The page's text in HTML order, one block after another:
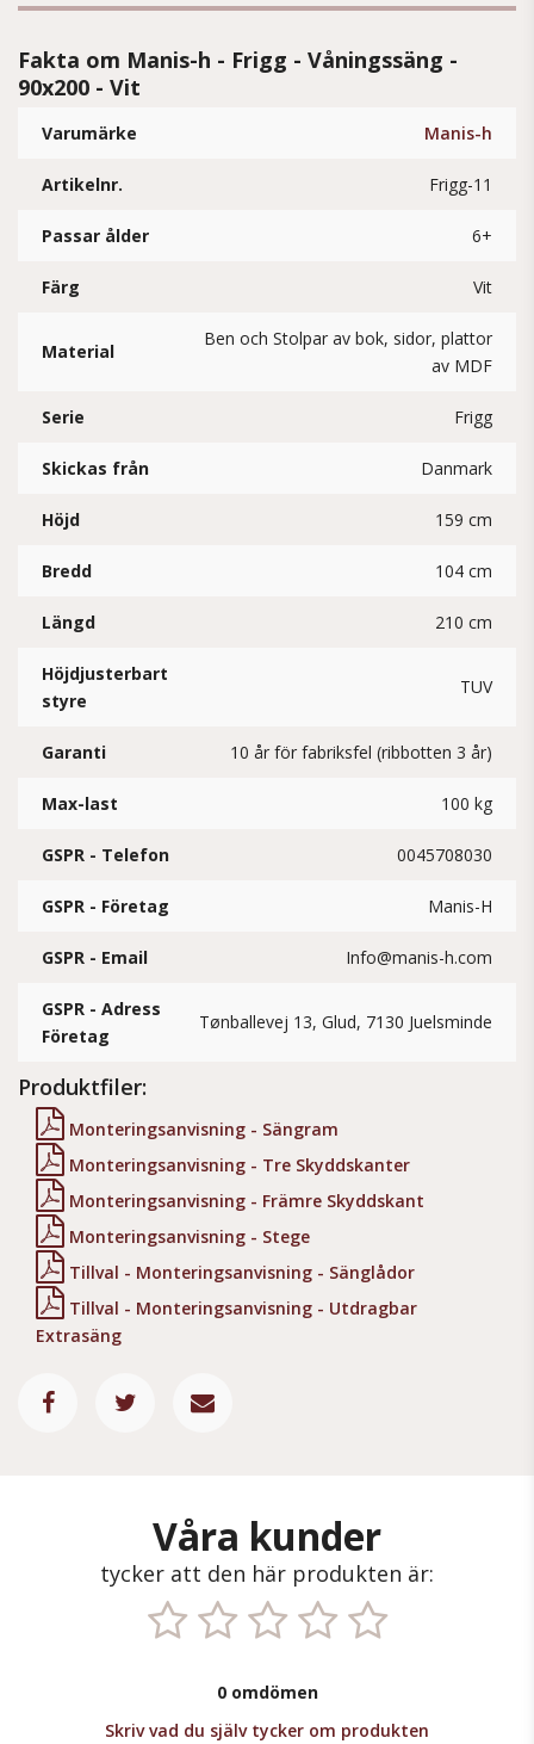
Fakta om Manis-h - Frigg - Våningssäng -
90x200 - Vit
Varumärke Manis-h
Artikelnr. Frigg-11
Passar ålder 6+
Färg Vit
Material
Ben och Stolpar av bok, sidor, plattor
av MDF
Serie Frigg
Skickas från Danmark
Höjd 159 cm
Bredd 104 cm
Längd 210 cm
Höjdjusterbart
styre
TUV
Garanti 10 år för fabriksfel (ribbotten 3 år)
Max-last 100 kg
GSPR - Telefon 0045708030
GSPR - Företag Manis-H
GSPR - Email Info@manis-h.com
GSPR - Adress
Företag
Tønballevej 13, Glud, 7130 Juelsminde
Produktfiler:
Monteringsanvisning - Sängram
Monteringsanvisning - Tre Skyddskanter
Monteringsanvisning - Främre Skyddskant
Monteringsanvisning - Stege
Tillval - Monteringsanvisning - Sänglådor
Tillval - Monteringsanvisning - Utdragbar
Extrasäng
Våra kunder
tycker att den här produkten är:
0 omdömen
Skriv vad du själv tycker om produkten